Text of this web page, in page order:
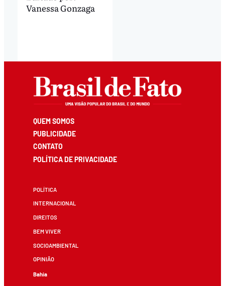
Vanessa Gonzaga
QUEM SOMOS
PUBLICIDADE
CONTATO
POLÍTICA DE PRIVACIDADE
POLÍTICA
INTERNACIONAL
DIREITOS
BEM VIVER
SOCIOAMBIENTAL
OPINIÃO
Bahia